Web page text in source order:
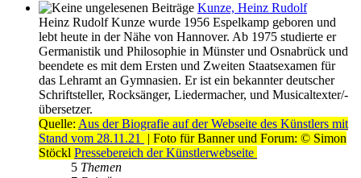
Kunze, Heinz Rudolf
Heinz Rudolf Kunze wurde 1956 Espelkamp geboren und
lebt heute in der Nähe von Hannover. Ab 1975 studierte er
Germanistik und Philosophie in Münster und Osnabrück und
beendete es mit dem Ersten und Zweiten Staatsexamen für
das Lehramt an Gymnasien. Er ist ein bekannter deutscher
Schriftsteller, Rocksänger, Liedermacher, und Musicaltexter/-
übersetzer.
Quelle: Aus der Biografie auf der Webseite des Künstlers mit
Stand vom 28.11.21
| Foto für Banner und Forum: © Simon
Stöckl Pressebereich der Künstlerwebseite
5 Themen